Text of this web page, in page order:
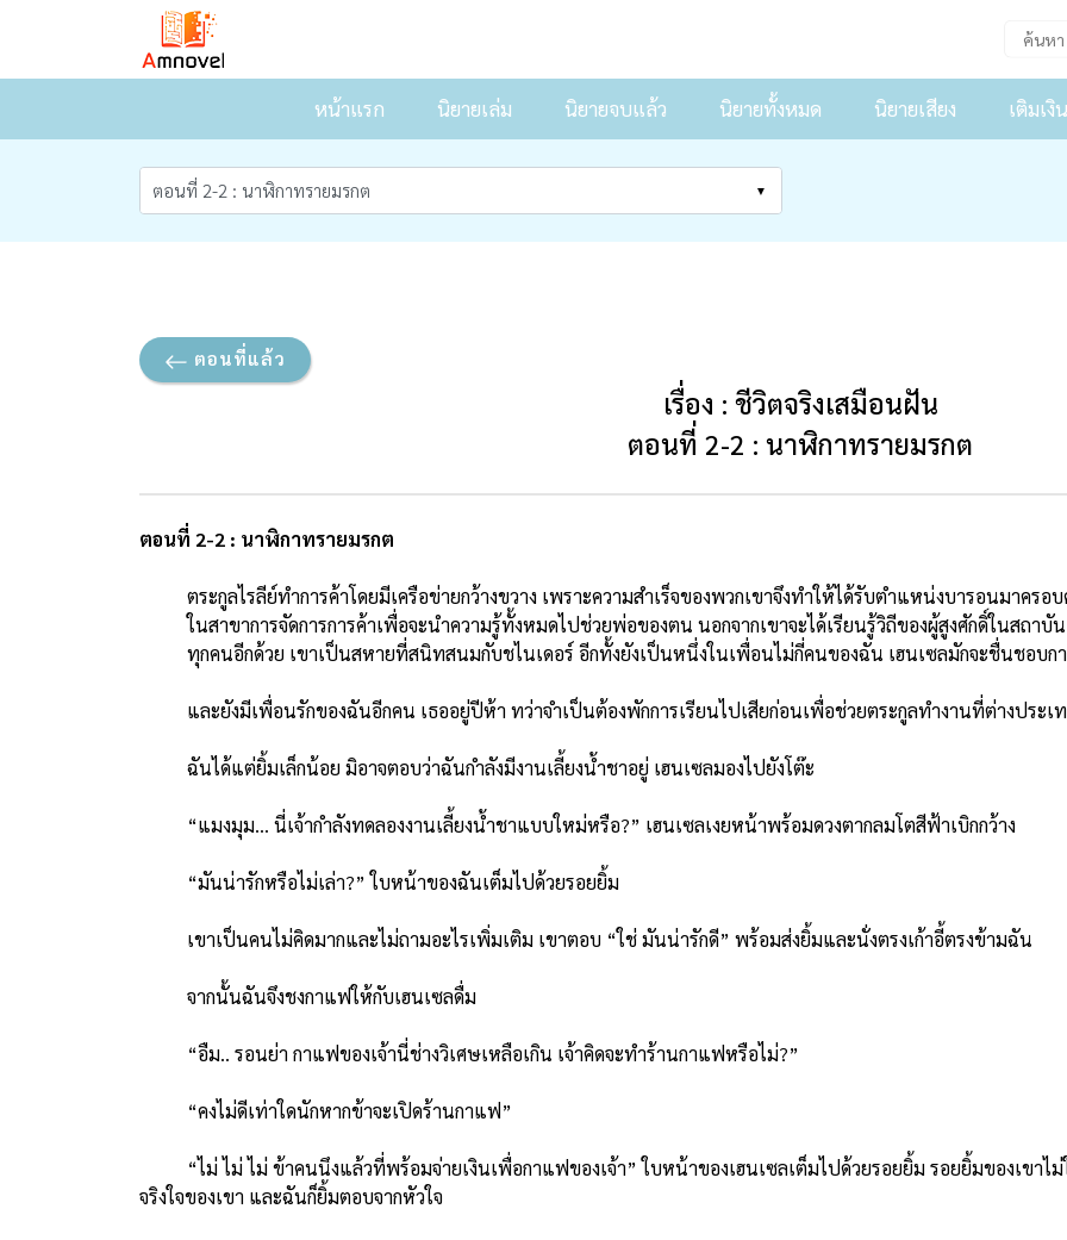
หน้าแรก นิยายเล่ม นิยายจบแล้ว นิยายทั้งหมด นิยายเสียง เติมเงิน
ตอนที่แล้ว
เรื่อง : ชีวิตจริงเสมือนฝัน
ตอนที่ 2-2 : นาฬิกาทรายมรกต
ตอนที่ 2-2 : นาฬิกาทรายมรกต
ตระกูลไรลีย์ทำการค้าโดยมีเครือข่ายกว้างขวาง เพราะความสำเร็จของพวกเขาจึงทำให้ได้รับตำแหน่งบารอนมาคร
ในสาขาการจัดการการค้าเพื่อจะนำความรู้ทั้งหมดไปช่วยพ่อของตน นอกจากเขาจะได้เรียนรู้วิถีของผู้สูงศักดิ์ในสถา
ทุกคนอีกด้วย เขาเป็นสหายที่สนิทสนมกับชไนเดอร์ อีกทั้งยังเป็นหนึ่งในเพื่อนไม่กี่คนของฉัน เฮนเซลมักจะชื่นชอบ
และยังมีเพื่อนรักของฉันอีกคน เธออยู่ปีห้า ทว่าจำเป็นต้องพักการเรียนไปเสียก่อนเพื่อช่วยตระกูลทำงานที่ต่างประเ
ฉันได้แต่ยิ้มเล็กน้อย มิอาจตอบว่าฉันกำลังมีงานเลี้ยงน้ำชาอยู่ เฮนเซลมองไปยังโต๊ะ
“แมงมุม… นี่เจ้ากำลังทดลองงานเลี้ยงน้ำชาแบบใหม่หรือ?” เฮนเซลเงยหน้าพร้อมดวงตากลมโตสีฟ้าเบิกกว้าง
“มันน่ารักหรือไม่เล่า?” ใบหน้าของฉันเต็มไปด้วยรอยยิ้ม
เขาเป็นคนไม่คิดมากและไม่ถามอะไรเพิ่มเติม เขาตอบ “ใช่ มันน่ารักดี” พร้อมส่งยิ้มและนั่งตรงเก้าอี้ตรงข้ามฉัน
จากนั้นฉันจึงชงกาแฟให้กับเฮนเซลดื่ม
“อืม.. รอนย่า กาแฟของเจ้านี่ช่างวิเศษเหลือเกิน เจ้าคิดจะทำร้านกาแฟหรือไม่?”
“คงไม่ดีเท่าใดนักหากข้าจะเปิดร้านกาแฟ”
“ไม่ ไม่ ไม่ ข้าคนนึงแล้วที่พร้อมจ่ายเงินเพื่อกาแฟของเจ้า” ใบหน้าของเฮนเซลเต็มไปด้วยรอยยิ้ม รอยยิ้มของเขาไม่
จริงใจของเขา และฉันก็ยิ้มตอบจากหัวใจ